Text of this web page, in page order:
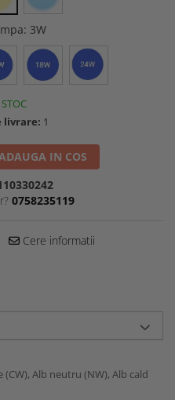
: 3W
livrare: 1
IN COS
0758235119
Cere informatii
(CW), Alb neutru (NW), Alb cald